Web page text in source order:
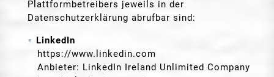
Plattformbetreibers jeweils in der
Datenschutzerklärung abrufbar sind:
LinkedIn
https://www.linkedin.com
Anbieter: LinkedIn Ireland Unlimited Company